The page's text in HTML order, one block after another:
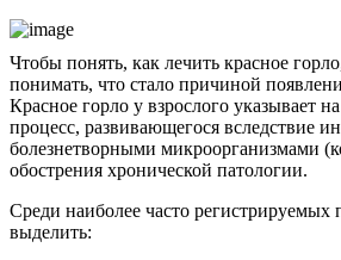
Чтобы понять, как лечить красное
понимать, что стало причиной
Красное горло у взрослого указывает
процесс, развивающегося вследствие
болезнетворными микроорганизмами
обострения хронической патологии.
Среди наиболее часто регистрируемых
выделить: